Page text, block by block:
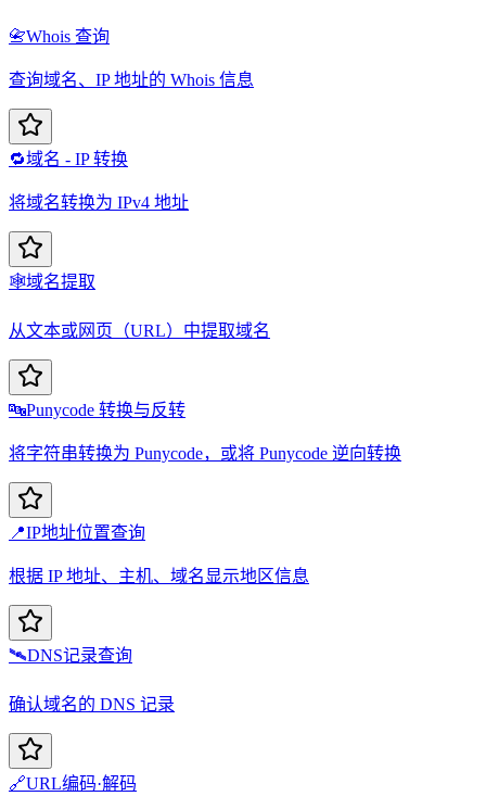
📇Whois 查询
查询域名、IP 地址的 Whois 信息
🔁域名 - IP 转换
将域名转换为 IPv4 地址
🕸️域名提取
从文本或网页（URL）中提取域名
🔤Punycode 转换与反转
将字符串转换为 Punycode，或将 Punycode 逆向转换
📍IP地址位置查询
根据 IP 地址、主机、域名显示地区信息
🛰️DNS记录查询
确认域名的 DNS 记录
🔗URL编码·解码